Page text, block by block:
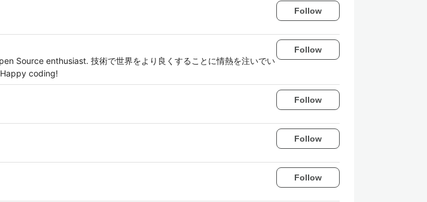
Follow
Source enthusiast. 技術で世界をより良くすることに情熱を注いでい
Happy coding!
Follow
Follow
Follow
Follow